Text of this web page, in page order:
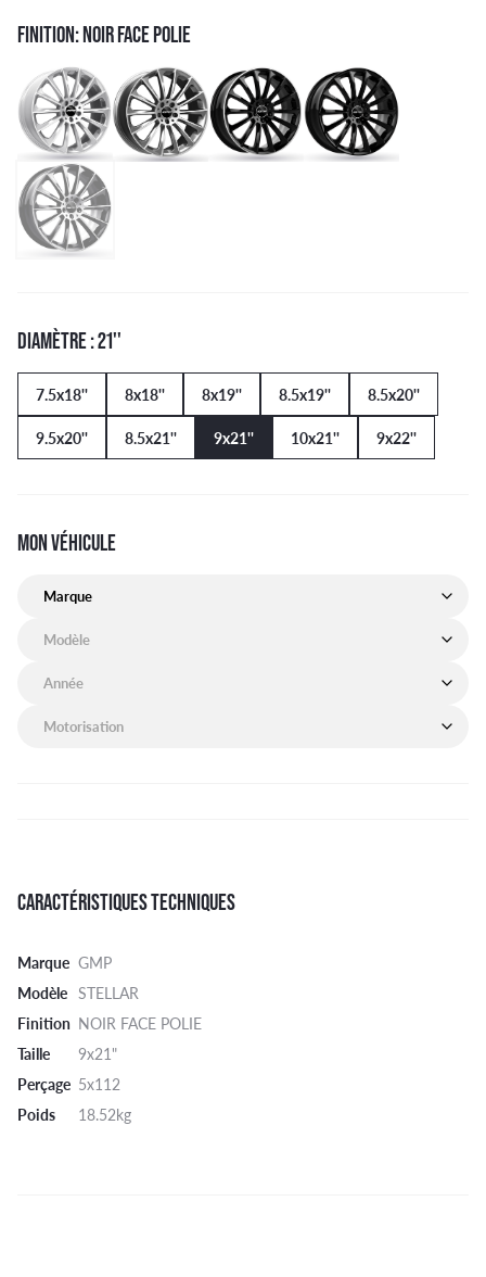
FINITION: NOIR FACE POLIE
DIAMÈTRE : 21''
7.5x18'' 8x18'' 8x19'' 8.5x19''
8.5x20''
9.5x20''
8.5x21'' 9x21'' 10x21'' 9x22''
MON VÉHICULE
CARACTÉRISTIQUES TECHNIQUES
Marque GMP
Modèle STELLAR
Finition NOIR FACE POLIE
Taille
9x21"
Perçage 5x112
Poids
18.52kg